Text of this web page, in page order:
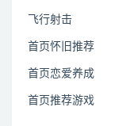
飞行射击
首页怀旧推荐
首页恋爱养成
首页推荐游戏